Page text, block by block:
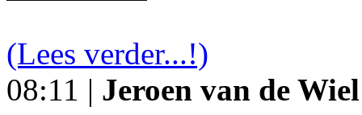
(Lees verder...!)
08:11 | Jeroen van de Wiel